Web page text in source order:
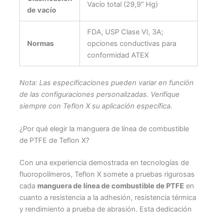
de vacío
Vacío total (29,9″ Hg)
Normas
FDA, USP Clase VI, 3A;
opciones conductivas para
conformidad ATEX
Nota: Las especificaciones pueden variar en función
de las configuraciones personalizadas. Verifique
siempre con Teflon X su aplicación específica.
¿Por qué elegir la manguera de línea de combustible
de PTFE de Teflon X?
Con una experiencia demostrada en tecnologías de
fluoropolímeros, Teflon X somete a pruebas rigurosas
cada manguera de línea de combustible de PTFE en
cuanto a resistencia a la adhesión, resistencia térmica
y rendimiento a prueba de abrasión. Esta dedicación